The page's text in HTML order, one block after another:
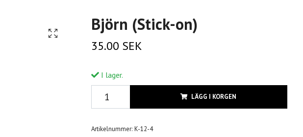
Björn (Stick-on)
35.00 SEK
I lager.
LÄGG I KORGEN
Artikelnummer: K-12-4